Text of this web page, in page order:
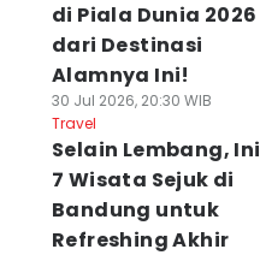
di Piala Dunia 2026
dari Destinasi
Alamnya Ini!
30 Jul 2026, 20:30 WIB
Travel
Selain Lembang, Ini
7 Wisata Sejuk di
Bandung untuk
Refreshing Akhir